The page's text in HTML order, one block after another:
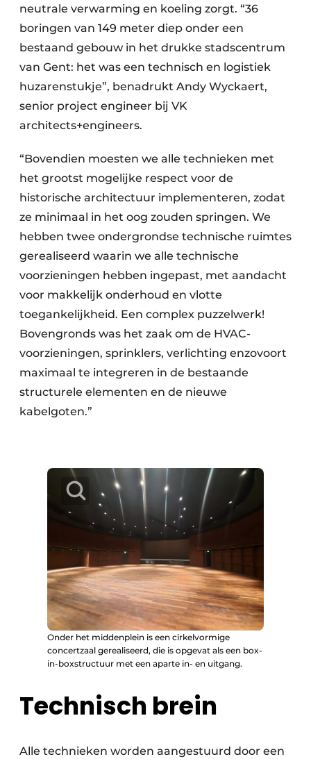
neutrale verwarming en koeling zorgt. “36
boringen van 149 meter diep onder een
bestaand gebouw in het drukke stadscentrum
van Gent: het was een technisch en logistiek
huzarenstukje”, benadrukt Andy Wyckaert,
senior project engineer bij VK
architects+engineers.
“Bovendien moesten we alle technieken met
het grootst mogelijke respect voor de
historische architectuur implementeren, zodat
ze minimaal in het oog zouden springen. We
hebben twee ondergrondse technische ruimtes
gerealiseerd waarin we alle technische
voorzieningen hebben ingepast, met aandacht
voor makkelijk onderhoud en vlotte
toegankelijkheid. Een complex puzzelwerk!
Bovengronds was het zaak om de HVAC-
voorzieningen, sprinklers, verlichting enzovoort
maximaal te integreren in de bestaande
structurele elementen en de nieuwe
kabelgoten.”
Onder het middenplein is een cirkelvormige
concertzaal gerealiseerd, die is opgevat als een box-
in-boxstructuur met een aparte in- en uitgang.
Technisch brein
Alle technieken worden aangestuurd door een